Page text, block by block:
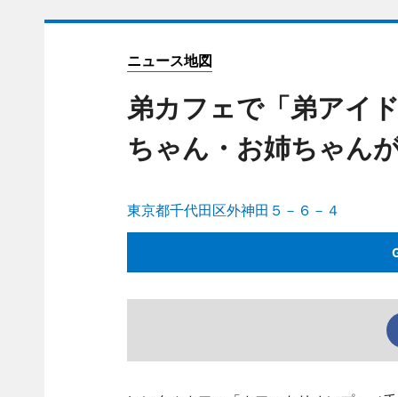
ニュース地図
弟カフェで「弟アイ
ちゃん・お姉ちゃん
東京都千代田区外神田５－６－４